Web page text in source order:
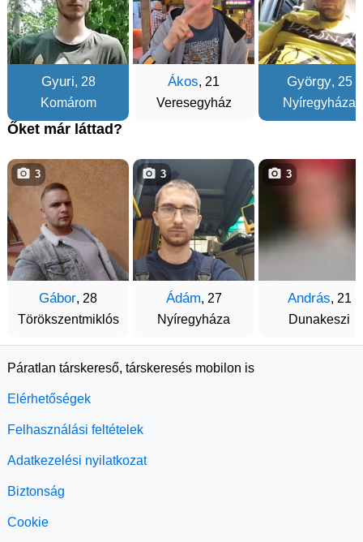
Gyuri, 28
Komárom
Ákos, 21
Veresegyház
György, 25
Nyíregyháza
Őket már láttad?
Gábor, 28
Törökszentmiklós
3
Ádám, 27
Nyíregyháza
3
András, 21
Dunakeszi
3
Páratlan társkereső, társkeresés mobilon is
Elérhetőségek
Felhasználási feltételek
Adatkezelési nyilatkozat
Biztonság
Cookie